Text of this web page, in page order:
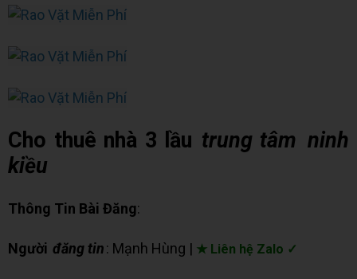
Cho thuê nhà 3 lầu trung tâm ninh
kiều
Thông Tin Bài Đăng:
Người đăng tin: Mạnh Hùng | ★ Liên hệ Zalo ✓